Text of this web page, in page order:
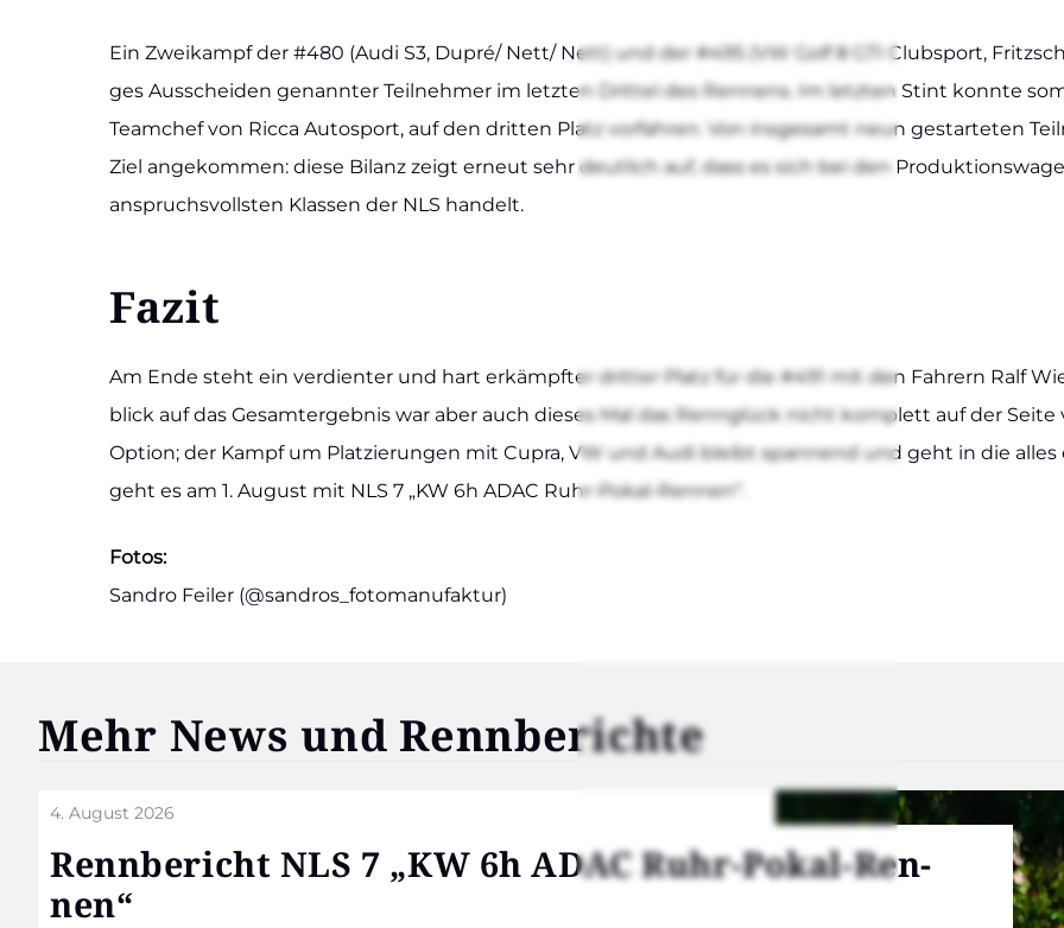
Ein Zwei­kampf der #480 (Audi S3, Dupré/​​ Nett/​​ Nett) und der #495 (VW Golf 8 GTI Club­sport,
ges Aus­schei­den genann­ter Teil­neh­mer im letz­ten Drit­tel des Ren­nens. Im letz­ten Stint konn­te
Team­chef von Ric­ca Auto­sport, auf den drit­ten Platz vor­fah­ren. Von ins­ge­samt neun gestar­te­ten
Ziel ange­kom­men: die­se Bilanz zeigt erneut sehr deut­lich auf, dass es sich bei den
anspruchs­volls­ten Klas­sen der NLS han­delt.
Fazit
Am Ende steht ein ver­dien­ter und hart erkämpf­ter drit­ter Platz für die #491 mit den Fah­rern Ralf
blick auf das Gesamt­ergeb­nis war aber auch die­ses Mal das Renn­glück nicht kom­plett auf der
Opti­on; der Kampf um Plat­zie­run­gen mit Cup­ra, VW und Audi bleibt span­nend und geht in die
geht es am 1. August mit NLS 7 „KW 6h ADAC Ruhr-Pokal-Ren­­nen“.
Fotos:
San­dro Fei­ler (@sandros_fotomanufaktur)
Mehr News und Renn­be­rich­te
4. August 2026
Renn­be­richt NLS 7 „KW 6h ADAC Ruhr-Pokal-Ren­
nen“